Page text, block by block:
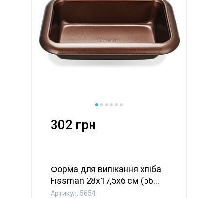
302 грн
Форма для випікання хліба
Fissman 28x17,5x6 см (56...
Артикул: 5654